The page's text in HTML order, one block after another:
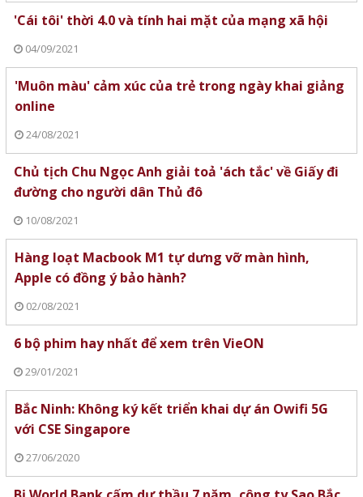
'Cái tôi' thời 4.0 và tính hai mặt của mạng xã hội
04/09/2021
'Muôn màu' cảm xúc của trẻ trong ngày khai giảng
online
24/08/2021
Chủ tịch Chu Ngọc Anh giải toả 'ách tắc' về Giấy đi
đường cho người dân Thủ đô
10/08/2021
Hàng loạt Macbook M1 tự dưng vỡ màn hình,
Apple có đồng ý bảo hành?
02/08/2021
6 bộ phim hay nhất để xem trên VieON
29/01/2021
Bắc Ninh: Không ký kết triển khai dự án Owifi 5G
với CSE Singapore
27/06/2020